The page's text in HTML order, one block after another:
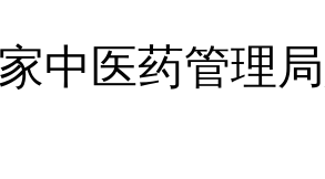
中医药管理